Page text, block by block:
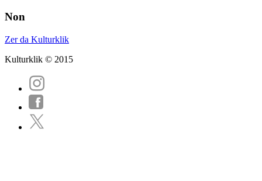
Non
Zer da Kulturklik
Kulturklik © 2015